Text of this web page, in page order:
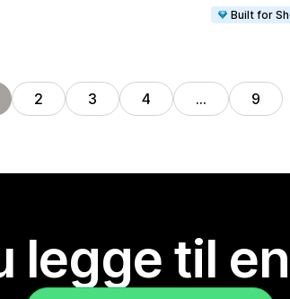
Built for
2 3 4 … 9
legge til